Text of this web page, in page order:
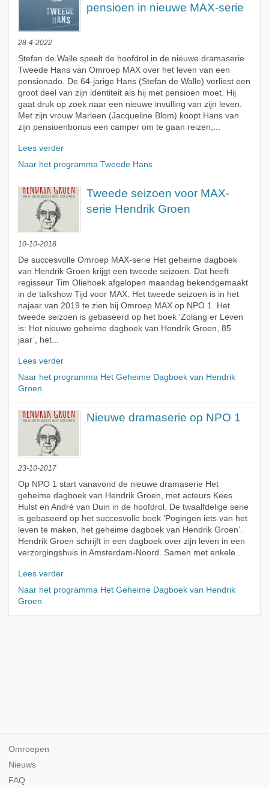
pensioen in nieuwe MAX-serie
28-4-2022
Stefan de Walle speelt de hoofdrol in de nieuwe dramaserie
Tweede Hans van Omroep MAX over het leven van een
pensionado. De 64-jarige Hans (Stefan de Walle) verliest een
groot deel van zijn identiteit als hij met pensioen moet. Hij
gaat druk op zoek naar een nieuwe invulling van zijn leven.
Met zijn vrouw Marleen (Jacqueline Blom) koopt Hans van
zijn pensioenbonus een camper om te gaan reizen,...
Lees verder
Naar het programma Tweede Hans
Tweede seizoen voor MAX-
serie Hendrik Groen
10-10-2018
De succesvolle Omroep MAX-serie Het geheime dagboek
van Hendrik Groen krijgt een tweede seizoen. Dat heeft
regisseur Tim Oliehoek afgelopen maandag bekendgemaakt
in de talkshow Tijd voor MAX. Het tweede seizoen is in het
najaar van 2019 te zien bij Omroep MAX op NPO 1. Het
tweede seizoen is gebaseerd op het boek ‘Zolang er Leven
is: Het nieuwe geheime dagboek van Hendrik Groen, 85
jaar’, het...
Lees verder
Naar het programma Het Geheime Dagboek van Hendrik
Groen
Nieuwe dramaserie op NPO 1
23-10-2017
Op NPO 1 start vanavond de nieuwe dramaserie Het
geheime dagboek van Hendrik Groen, met acteurs Kees
Hulst en André van Duin in de hoofdrol. De twaalfdelige serie
is gebaseerd op het succesvolle boek ‘Pogingen iets van het
leven te maken, het geheime dagboek van Hendrik Groen’.
Hendrik Groen schrijft in een dagboek over zijn leven in een
verzorgingshuis in Amsterdam-Noord. Samen met enkele...
Lees verder
Naar het programma Het Geheime Dagboek van Hendrik
Groen
Omroepen
Nieuws
FAQ